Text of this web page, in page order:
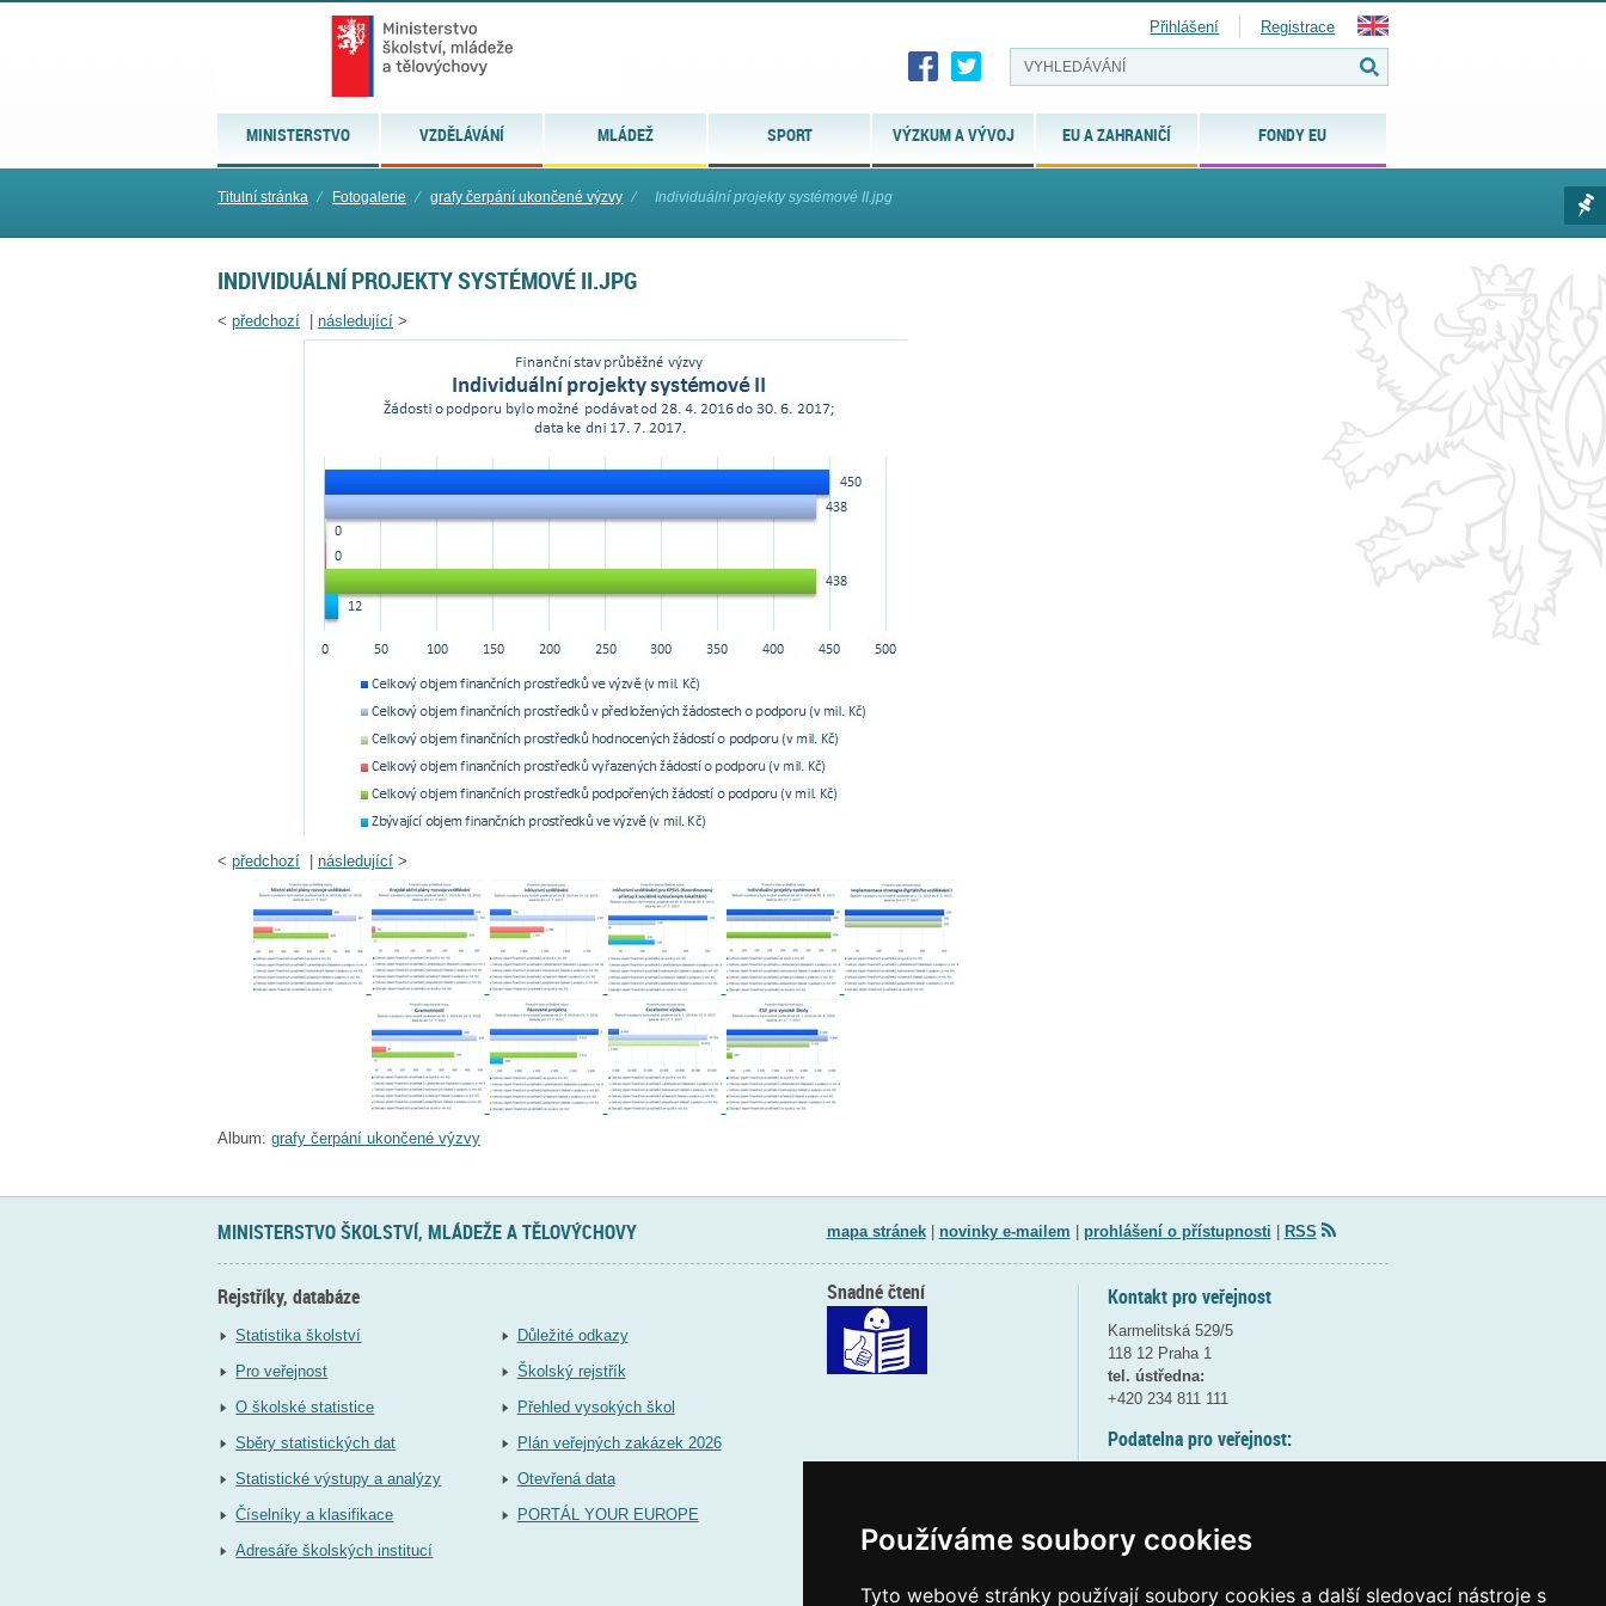
Používáme soubory cookies
Tyto webové stránky používají soubory cookies a další sledovací nástroje s
MINISTERSTVO VZDĚLÁVÁNÍ MLÁDEŽ SPORT VÝZKUM A VÝVOJ EU A ZAHRANIČÍ FONDY EU
Přihlášení Registrace
Titulní stránka ⁄ Fotogalerie ⁄ grafy čerpání ukončené výzvy ⁄ Individuální projekty systémové II.jpg
INDIVIDUÁLNÍ PROJEKTY SYSTÉMOVÉ II.JPG
< předchozí následující >
< předchozí následující >
Album: grafy čerpání ukončené výzvy
MINISTERSTVO ŠKOLSTVÍ, MLÁDEŽE A TĚLOVÝCHOVY mapa stránek| novinky e-mailem prohlášení o přístupnosti RSS
Rejstříky, databáze
Statistika školství
Pro veřejnost
O školské statistice
Sběry statistických dat
Statistické výstupy a analýzy
Číselníky a klasifikace
Adresáře školských institucí
Důležité odkazy
Školský rejstřík
Přehled vysokých škol
Plán veřejných zakázek 2026
Otevřená data
PORTÁL YOUR EUROPE
Kontakt pro veřejnost
Karmelitská 529/5
118 12 Praha 1
tel. ústředna:
+420 234 811 111
Podatelna pro veřejnost:
(více informací
Snadné čtení